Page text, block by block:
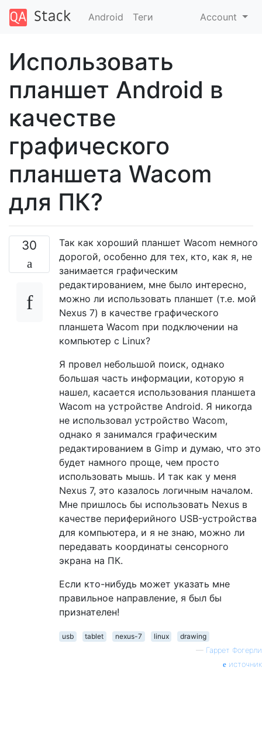
Android Теги Account
Использовать
планшет Android в
качестве
графического
планшета Wacom
для ПК?
30
Так как хороший планшет Wacom немного
дорогой, особенно для тех, кто, как я, не
занимается графическим
редактированием, мне было интересно,
можно ли использовать планшет (т.е. мой
Nexus 7) в качестве графического
планшета Wacom при подключении на
компьютер с Linux?
Я провел небольшой поиск, однако
большая часть информации, которую я
нашел, касается использования планшета
Wacom на устройстве Android. Я никогда
не использовал устройство Wacom,
однако я занимался графическим
редактированием в Gimp и думаю, что это
будет намного проще, чем просто
использовать мышь. И так как у меня
Nexus 7, это казалось логичным началом.
Мне пришлось бы использовать Nexus в
качестве периферийного USB-устройства
для компьютера, и я не знаю, можно ли
передавать координаты сенсорного
экрана на ПК.
Если кто-нибудь может указать мне
правильное направление, я был бы
признателен!
usb tablet nexus-7 linux
drawing
— Гаррет Фогерли
источник